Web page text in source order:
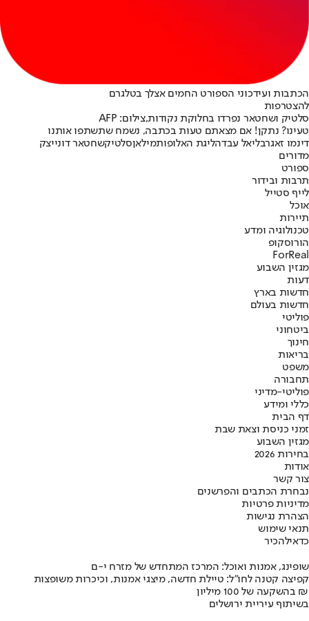
הכתבות ועידכוני הספורט החמים אצלך בטלגרם
להצטרפות
סלטיק ושחטאר נפרדו בחלוקת נקודות,צילום: AFP
טעינו? נתקן! אם מצאתם טעות בכתבה, נשמח שתשתפו אותנו
דינמו זאגרבליאל עבדהליגת האלופותמילאןסלטיקשחטאר דונייצק
מדורים
ספורט
תרבות ובידור
לייף סטייל
אוכל
תיירות
טכנולוגיה ומדע
הורוסקופ
ForReal
מגזין השבוע
דעות
חדשות בארץ
חדשות בעולם
פוליטי
ביטחוני
חינוך
בריאות
משפט
תחבורה
פוליטי-מדיני
כללי ומידע
דף הבית
זמני כניסת וצאת שבת
מגזין השבוע
בחירות 2026
אודות
צור קשר
נבחרת הכתבים והפרשנים
מדיניות פרטיות
הצהרת נגישות
תנאי שימוש
כדאילהכיר
שופינג, אמנות ואוכל: המרכז המתחדש של מזרח י-ם
קפיצה קטנה לחו"ל: טיילת חדשה, מיצגי אמנות, וכיכרות משופצות
בהשקעה של 100 מיליון ₪
בשיתוף עיריית ירושלים